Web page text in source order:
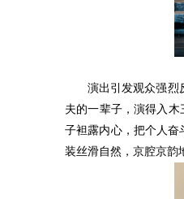
演出引发观众强烈
夫的一辈子，演得入
子袒露内心，把个人奋
装丝滑自然，京腔京韵